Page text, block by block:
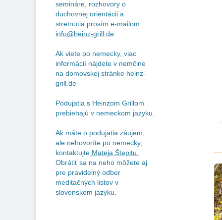
semináre, rozhovory o
duchovnej orientácii a
stretnutia prosím e-mailom:
info@heinz-grill.de
Ak viete po nemecky, viac
informácií nájdete v nemčine
na domovskej stránke heinz-
grill.de
Podujatia s Heinzom Grillom
prebiehajú v nemeckom jazyku.
Ak máte o podujatia záujem,
ale nehovoríte po nemecky,
kontaktujte Mateja Štepitu.
Obrátiť sa na neho môžete aj
pre pravidelný odber
meditačných listov v
slovenskom jazyku.